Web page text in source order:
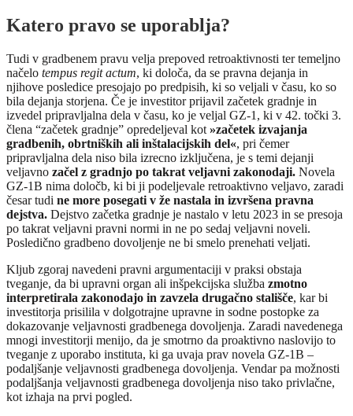
Katero pravo se uporablja?
Tudi v gradbenem pravu velja prepoved retroaktivnosti ter temeljno
načelo tempus regit actum, ki določa, da se pravna dejanja in
njihove posledice presojajo po predpisih, ki so veljali v času, ko so
bila dejanja storjena. Če je investitor prijavil začetek gradnje in
izvedel pripravljalna dela v času, ko je veljal GZ-1, ki v 42. točki 3.
člena “začetek gradnje” opredeljeval kot »začetek izvajanja
gradbenih, obrtniških ali inštalacijskih del«, pri čemer
pripravljalna dela niso bila izrecno izključena, je s temi dejanji
veljavno začel z gradnjo po takrat veljavni zakonodaji. Novela
GZ-1B nima določb, ki bi ji podeljevale retroaktivno veljavo, zaradi
česar tudi ne more posegati v že nastala in izvršena pravna
dejstva. Dejstvo začetka gradnje je nastalo v letu 2023 in se presoja
po takrat veljavni pravni normi in ne po sedaj veljavni noveli.
Posledično gradbeno dovoljenje ne bi smelo prenehati veljati.
Kljub zgoraj navedeni pravni argumentaciji v praksi obstaja
tveganje, da bi upravni organ ali inšpekcijska služba zmotno
interpretirala zakonodajo in zavzela drugačno stališče, kar bi
investitorja prisilila v dolgotrajne upravne in sodne postopke za
dokazovanje veljavnosti gradbenega dovoljenja. Zaradi navedenega
mnogi investitorji menijo, da je smotrno da proaktivno naslovijo to
tveganje z uporabo instituta, ki ga uvaja prav novela GZ-1B –
podaljšanje veljavnosti gradbenega dovoljenja. Vendar pa možnosti
podaljšanja veljavnosti gradbenega dovoljenja niso tako privlačne,
kot izhaja na prvi pogled.